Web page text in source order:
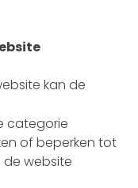
kan de
categorie
of beperken tot
website